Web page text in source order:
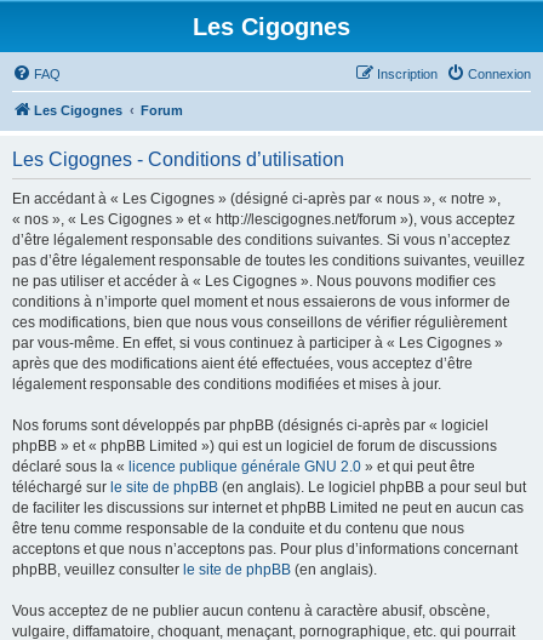
Les Cigognes
FAQ Connexion
Inscription
Les Cigognes Forum
Les Cigognes - Conditions d’utilisation
En accédant à « Les Cigognes » (désigné ci-après par « nous », « notre »,
« nos », « Les Cigognes » et « http://lescigognes.net/forum »), vous acceptez
d’être légalement responsable des conditions suivantes. Si vous n’acceptez
pas d’être légalement responsable de toutes les conditions suivantes, veuillez
ne pas utiliser et accéder à « Les Cigognes ». Nous pouvons modifier ces
conditions à n’importe quel moment et nous essaierons de vous informer de
ces modifications, bien que nous vous conseillons de vérifier régulièrement
par vous-même. En effet, si vous continuez à participer à « Les Cigognes »
après que des modifications aient été effectuées, vous acceptez d’être
légalement responsable des conditions modifiées et mises à jour.
Nos forums sont développés par phpBB (désignés ci-après par « logiciel
phpBB » et « phpBB Limited ») qui est un logiciel de forum de discussions
déclaré sous la « licence publique générale GNU 2.0 » et qui peut être
téléchargé sur le site de phpBB (en anglais). Le logiciel phpBB a pour seul but
de faciliter les discussions sur internet et phpBB Limited ne peut en aucun cas
être tenu comme responsable de la conduite et du contenu que nous
acceptons et que nous n’acceptons pas. Pour plus d’informations concernant
phpBB, veuillez consulter le site de phpBB (en anglais).
Vous acceptez de ne publier aucun contenu à caractère abusif, obscène,
vulgaire, diffamatoire, choquant, menaçant, pornographique, etc. qui pourrait